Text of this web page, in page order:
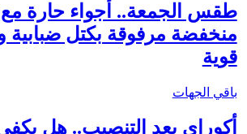
طقس الجمعة.. أجواء حارة
منخفضة مرفوقة بكتل ضبابية
قوية
باقي الجهات
أكوراي بعد التنصيب.. هل